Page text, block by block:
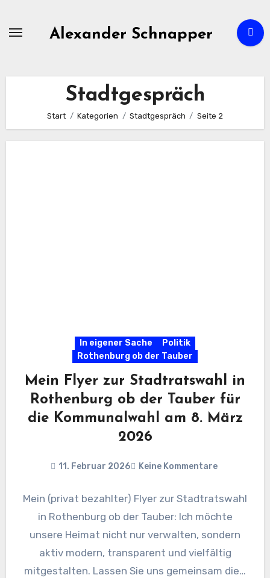
Alexander Schnapper
Stadtgespräch
Start Kategorien Stadtgespräch Seite 2
In eigener Sache
Politik
Rothenburg ob der Tauber
Mein Flyer zur Stadtratswahl in
Rothenburg ob der Tauber für
die Kommunalwahl am 8. März
2026
11. Februar 2026 Keine Kommentare
Mein (privat bezahlter) Flyer zur Stadtratswahl
in Rothenburg ob der Tauber: Ich möchte
unsere Heimat nicht nur verwalten, sondern
aktiv modern, transparent und vielfältig
mitgestalten. Lassen Sie uns gemeinsam die…